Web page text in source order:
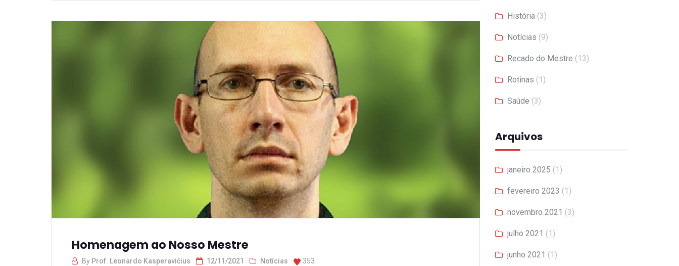
Homenagem ao Nosso Mestre
By Prof. Leonardo Kasperavičius 12/11/2021 Notícias 353
História (3)
Notícias (9)
Recado do Mestre (13)
Rotinas (1)
Saúde (3)
Arquivos
janeiro 2025 (1)
fevereiro 2023 (1)
novembro 2021 (3)
julho 2021 (1)
junho 2021 (1)